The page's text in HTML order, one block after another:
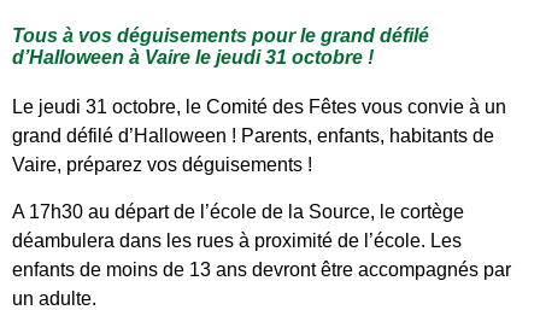
Tous à vos déguisements pour le grand défilé
d’Halloween à Vaire le jeudi 31 octobre !
Le jeudi 31 octobre, le Comité des Fêtes vous convie à un
grand défilé d’Halloween ! Parents, enfants, habitants de
Vaire, préparez vos déguisements !
A 17h30 au départ de l’école de la Source, le cortège
déambulera dans les rues à proximité de l’école. Les
enfants de moins de 13 ans devront être accompagnés par
un adulte.